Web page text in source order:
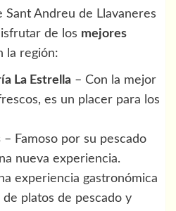
Sant Andreu de Llavaneres
de los mejores
la región:
La Estrella – Con la mejor
es un placer para los
– Famoso por su pescado
nueva experiencia.
experiencia gastronómica
platos de pescado y